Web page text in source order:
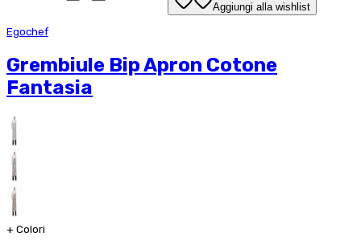
Aggiungi alla wishlist
Egochef
Grembiule Bip Apron Cotone
Fantasia
+ Colori